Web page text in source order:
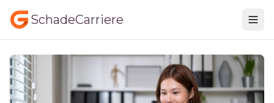
SchadeCarriere